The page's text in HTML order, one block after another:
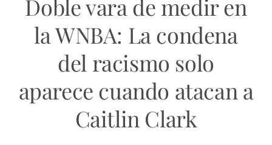
Doble vara de medir en
la WNBA: La condena
del racismo solo
aparece cuando atacan a
Caitlin Clark